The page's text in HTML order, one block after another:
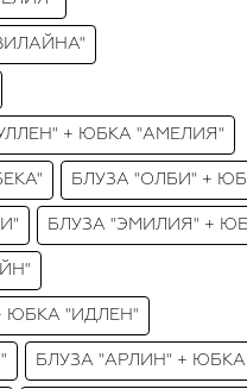
+ ЮБКА "АМЕЛИЯ"
БЛУЗА "ОЛБИ" +
БЛУЗА "ЭМИЛИЯ" +
ЮБКА "ИДЛЕН"
БЛУЗА "АРЛИН" +